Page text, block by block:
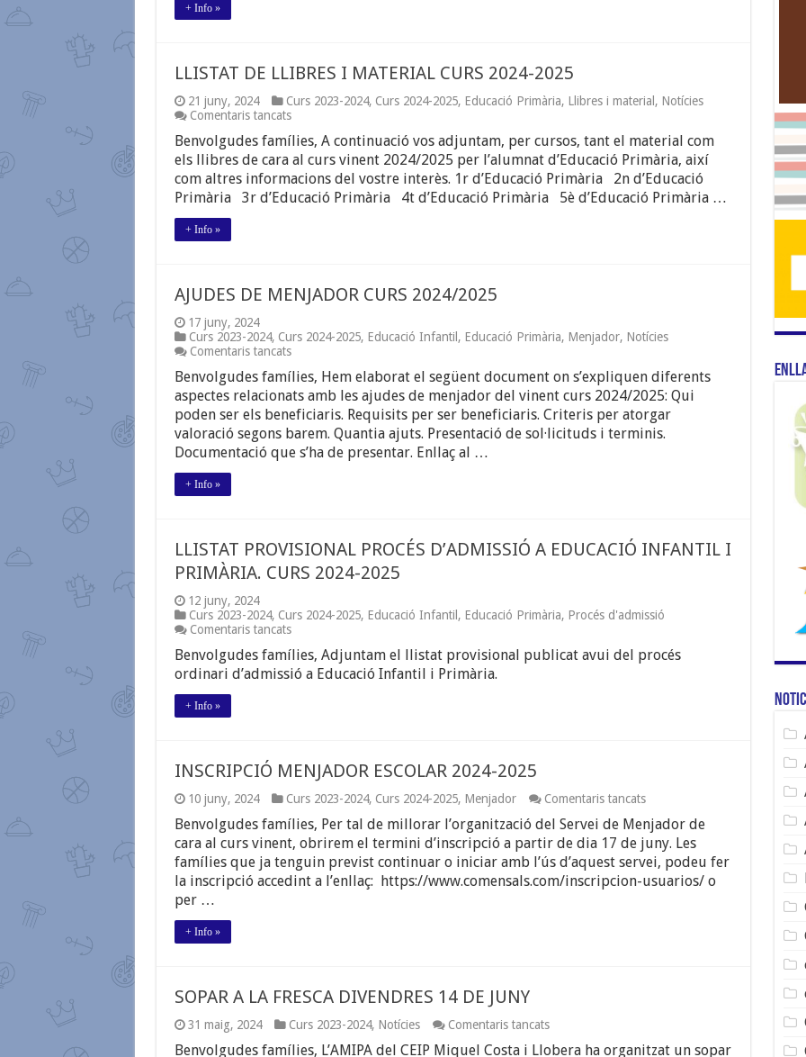
CURS
2025
+ Info »
LLISTAT DE LLIBRES I MATERIAL CURS 2024-2025
21 juny, 2024 Curs 2023-2024, Curs 2024-2025, Educació Primària, Llibres i material , Notícies
Comentaris tancatsa
DE
LLIBRES
MATERIAL
CURS
Benvolgudes famílies, A continuació vos adjuntam, per cursos, tant el material com
els llibres de cara al curs vinent 2024/2025 per l’alumnat d’Educació Primària, així
com altres informacions del vostre interès. 1r d’Educació Primària 2n d’Educació
Primària 3r d’Educació Primària 4t d’Educació Primària 5è d’Educació Primària …
+ Info »
AJUDES DE MENJADOR CURS 2024/2025
17 juny, 2024
Curs 2023-2024, Curs 2024-2025, Educació Infantil , Educació Primària, Menjador, Notícies
Comentaris tancatsa
DE
MENJADOR
CURS
2024/2025
Benvolgudes famílies, Hem elaborat el següent document on s’expliquen diferents
aspectes relacionats amb les ajudes de menjador del vinent curs 2024/2025: Qui
poden ser els beneficiaris. Requisits per ser beneficiaris. Criteris per atorgar
valoració segons barem. Quantia ajuts. Presentació de sol·licituds i terminis.
Documentació que s’ha de presentar. Enllaç al …
+ Info »
LLISTAT PROVISIONAL PROCÉS D’ADMISSIÓ A EDUCACIÓ INFANTIL I
PRIMÀRIA. CURS 2024-2025
12 juny, 2024
Curs 2023-2024, Curs 2024-2025, Educació Infantil , Educació Primària, Procés d'admissió
Comentaris tancatsa
PROVISIONAL
PROCÉS
CURS
2025
Benvolgudes famílies, Adjuntam el llistat provisional publicat avui del procés
ordinari d’admissió a Educació Infantil i Primària.
+ Info »
INSCRIPCIÓ MENJADOR ESCOLAR 2024-2025
10 juny, 2024 Curs 2023-2024, Curs 2024-2025, Menjador Comentaris tancatsa
MENJADOR
ESCOLAR
2024-
2025
Benvolgudes famílies, Per tal de millorar l’organització del Servei de Menjador de
cara al curs vinent, obrirem el termini d’inscripció a partir de dia 17 de juny. Les
famílies que ja tenguin previst continuar o iniciar amb l’ús d’aquest servei, podeu fer
la inscripció accedint a l’enllaç: https://www.comensals.com/inscripcion-usuarios/ o
per …
+ Info »
SOPAR A LA FRESCA DIVENDRES 14 DE JUNY
31 maig, 2024 Curs 2023-2024, Notícies Comentaris tancatsa
A
Benvolgudes famílies, L’AMIPA del CEIP Miquel Costa i Llobera ha organitzat un sopar